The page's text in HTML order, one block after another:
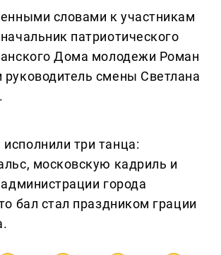
словами к участникам
патриотического
Дома молодежи Роман
смены Светлана
три танца:
московскую кадриль и
города
бал стал праздником грации